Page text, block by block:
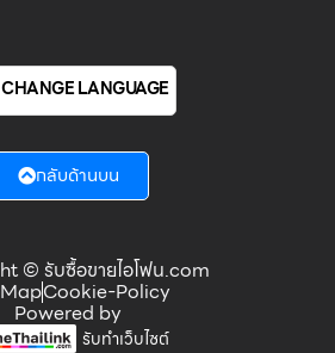
© รับซื้อขายไอโฟน.com
Cookie-Policy
Powered by
รับทำเว็บไซต์
CHANGE LANGUAGE
กลับด้านบน